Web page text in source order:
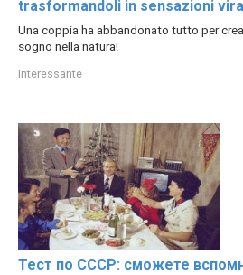
trasformandoli in sensazioni
Una coppia ha abbandonato tutto per
sogno nella natura!
Interessante
Тест по СССР: сможете